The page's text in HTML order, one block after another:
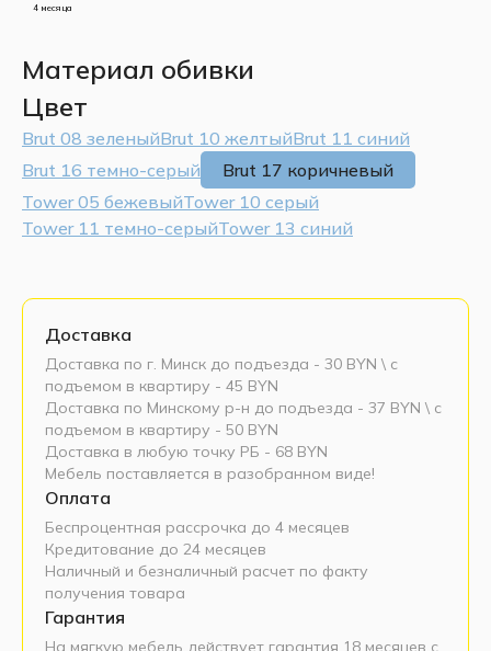
4 месяца
Материал обивки
Цвет
Brut 08 зеленыйBrut 10 желтыйBrut 11 синий
Brut 16 темно-серый
Brut 17 коричневый
Tower 05 бежевыйTower 10 серый
Tower 11 темно-серыйTower 13 синий
Доставка
Доставка по г. Минск до подъезда - 30 BYN \ c
подъемом в квартиру - 45 BYN
Доставка по Минскому р-н до подъезда - 37 BYN \ c
подъемом в квартиру - 50 BYN
Доставка в любую точку РБ - 68 BYN
Мебель поставляется в разобранном виде!
Оплата
Беспроцентная рассрочка до 4 месяцев
Кредитование до 24 месяцев
Наличный и безналичный расчет по факту
получения товара
Гарантия
На мягкую мебель действует гарантия 18 месяцев с